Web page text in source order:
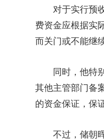
对于实行预收
费资金应根据实
而关门或不能继
同时，他特别
其他主管部门备
的资金保证，保
不过，储朝晖